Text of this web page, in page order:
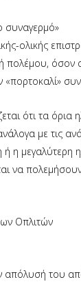
συναγερμό»
ολικής
όσον
«πορτοκαλί»
ότι τα όρια
με τις
ή η μεγαλύτερη
να
Οπλιτών
απόλυσή του